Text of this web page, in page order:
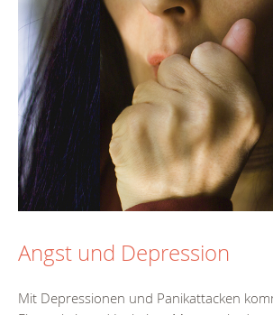
Angst und Depression
Mit Depressionen und Panikattacken